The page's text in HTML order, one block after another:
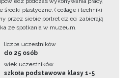
środki plastyczne, ( collage i techniki
przez siebie portret dzieci zabierają
ze spotkania w muzeum.
liczba uczestników
do 25 osób
wiek uczestników
szkoła podstawowa klasy 1-5